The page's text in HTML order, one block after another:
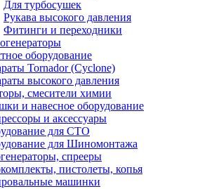
Для турбосушек
Рукава высокого давления
Фитинги и переходники
оборудование
Tornador (Cyclone)
высокого давления
смесители химии
и навесное оборудование
и аксессуары
для СТО
для Шиномонтажа
спрееры
пистолеты, копья
машинки